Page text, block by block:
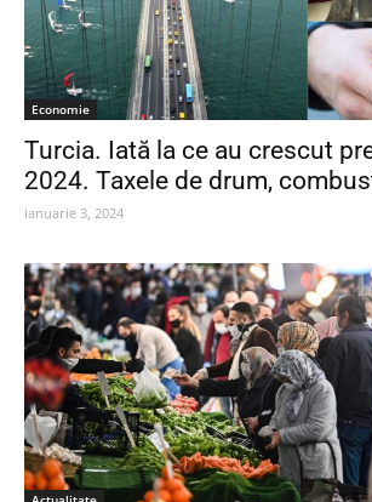
Economie
Turcia. Iată la ce au crescut
2024. Taxele de drum,
ianuarie 3, 2024